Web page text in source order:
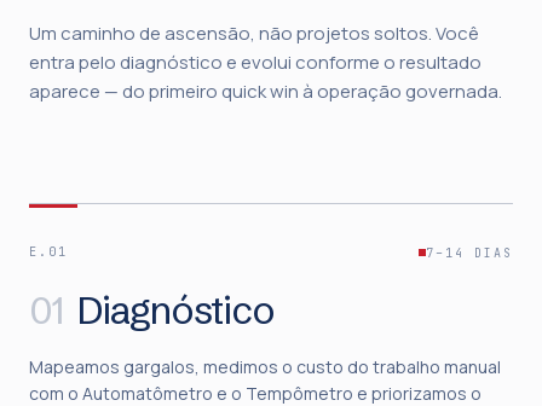
Um caminho de ascensão, não projetos soltos. Você
entra pelo diagnóstico e evolui conforme o resultado
aparece — do primeiro quick win à operação governada.
E.01 7–14 DIAS
01 Diagnóstico
Mapeamos gargalos, medimos o custo do trabalho manual
com o Automatômetro e o Tempômetro e priorizamos o